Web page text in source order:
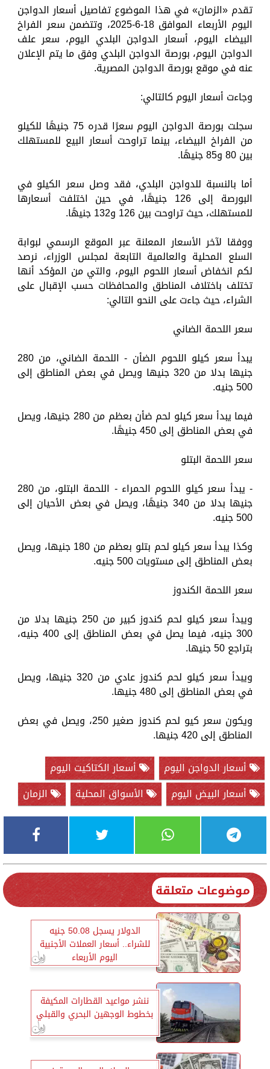
تقدم «الزمان» في هذا الموضوع تفاصيل أسعار الدواجن
اليوم الأربعاء الموافق 18-6-2025، وتتضمن سعر الفراخ
البيضاء اليوم، أسعار الدواجن البلدي اليوم، سعر علف
الدواجن اليوم، بورصة الدواجن البلدي وفق ما يتم الإعلان
عنه في موقع بورصة الدواجن المصرية.
وجاءت أسعار اليوم كالتالي:
سجلت بورصة الدواجن اليوم سعرًا قدره 75 جنيهًا للكيلو
من الفراخ البيضاء، بينما تراوحت أسعار البيع للمستهلك
بين 80 و85 جنيهًا.
أما بالنسبة للدواجن البلدي، فقد وصل سعر الكيلو في
البورصة إلى 126 جنيهًا، في حين اختلفت أسعارها
للمستهلك، حيث تراوحت بين 126 و132 جنيهًا.
ووفقا لآخر الأسعار المعلنة عبر الموقع الرسمي لبوابة
السلع المحلية والعالمية التابعة لمجلس الوزراء، نرصد
لكم انخفاض أسعار اللحوم اليوم، والتي من المؤكد أنها
تختلف باختلاف المناطق والمحافظات حسب الإقبال على
الشراء، حيث جاءت على النحو التالي:
سعر اللحمة الضاني
يبدأ سعر كيلو اللحوم الضأن - اللحمة الضاني، من 280
جنيها بدلا من 320 جنيها ويصل في بعض المناطق إلى
500 جنيه.
فيما يبدأ سعر كيلو لحم ضأن بعظم من 280 جنيها، ويصل
في بعض المناطق إلى 450 جنيهًا.
سعر اللحمة البتلو
- يبدأ سعر كيلو اللحوم الحمراء - اللحمة البتلو، من 280
جنيها بدلا من 340 جنيهًا، ويصل في بعض الأحيان إلى
500 جنيه.
وكذا يبدأ سعر كيلو لحم بتلو بعظم من 180 جنيها، ويصل
بعض المناطق إلى مستويات 500 جنيه.
سعر اللحمة الكندوز
ويبدأ سعر كيلو لحم كندوز كبير من 250 جنيها بدلا من
300 جنيه، فيما يصل في بعض المناطق إلى 400 جنيه،
بتراجع 50 جنيها.
ويبدأ سعر كيلو لحم كندوز عادي من 320 جنيها، ويصل
في بعض المناطق إلى 480 جنيها.
ويكون سعر كيو لحم كندوز صغير 250، ويصل في بعض
المناطق إلى 420 جنيها.
أسعار الدواجن اليوم
أسعار الكتاكيت اليوم
أسعار البيض اليوم
الأسواق المحلية الزمان
موضوعات متعلقة
الدولار يسجل 50.08 جنيه
للشراء.. أسعار العملات الأجنبية
اليوم الأربعاء
ننشر مواعيد القطارات المكيفة
بخطوط الوجهين البحري والقبلي